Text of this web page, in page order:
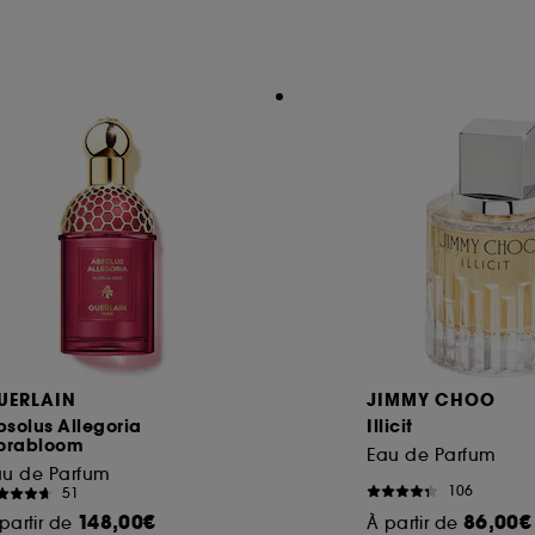
Allegoria
de Parfum
51
de 148,00€
JIMMY CHOO
Illicit
Eau de Parfum
106
À partir de 86,00€
et la lecture de ces traceurs requiert votre accord.
mes choix" ci-dessous ou décider de "tout
Cookies, pour les finalités acceptées, avec les
refuser tous les cookies, cliques sur "continuer sans
obtenir plus d'information sur les cookies utilisés,